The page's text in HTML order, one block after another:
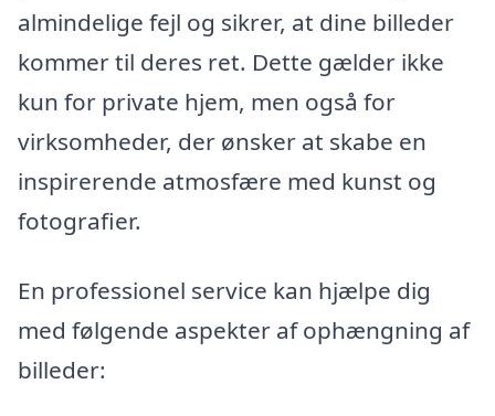
almindelige fejl og sikrer, at dine billeder
kommer til deres ret. Dette gælder ikke
kun for private hjem, men også for
virksomheder, der ønsker at skabe en
inspirerende atmosfære med kunst og
fotografier.
En professionel service kan hjælpe dig
med følgende aspekter af ophængning af
billeder: